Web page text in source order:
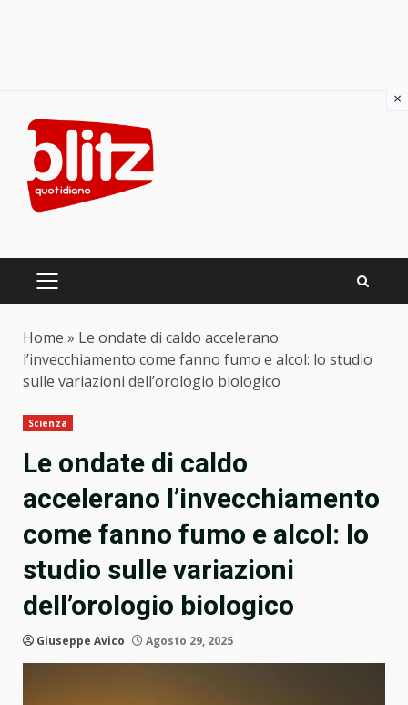
content
PRIMARY
Home » Le ondate di caldo accelerano
l’invecchiamento come fanno fumo e alcol: lo studio
sulle variazioni dell’orologio biologico
Scienza
Le ondate di caldo
accelerano l’invecchiamento
come fanno fumo e alcol: lo
studio sulle variazioni
dell’orologio biologico
Giuseppe Avico Agosto 29, 2025
×